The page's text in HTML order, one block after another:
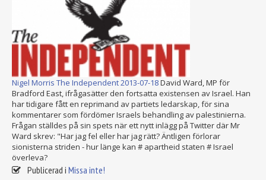
Nigel Morris The Independent 2013-07-18David Ward, MP för
Bradford East, ifrågasätter den fortsatta existensen av Israel. Han
har tidigare fått en reprimand av partiets ledarskap, för sina
kommentarer som fördömer Israels behandling av palestinierna.
Frågan ställdes på sin spets när ett nytt inlägg på Twitter där Mr
Ward skrev: "Har jag fel eller har jag rätt? Äntligen förlorar
sionisterna striden - hur länge kan # apartheid staten # Israel
överleva?
Publicerad i Missa inte!